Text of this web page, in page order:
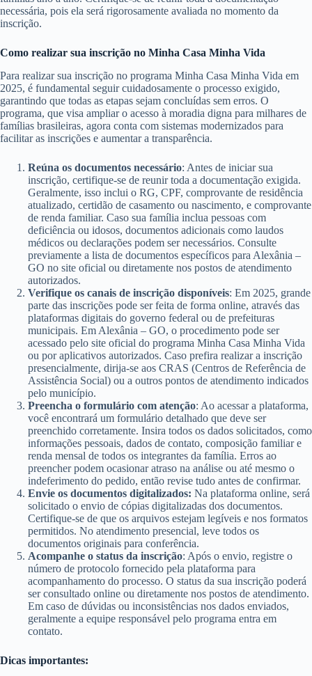
necessária, pois ela será rigorosamente avaliada no momento da
inscrição.
Como realizar sua inscrição no Minha Casa Minha Vida
Para realizar sua inscrição no programa Minha Casa Minha Vida em
2025, é fundamental seguir cuidadosamente o processo exigido,
garantindo que todas as etapas sejam concluídas sem erros. O
programa, que visa ampliar o acesso à moradia digna para milhares de
famílias brasileiras, agora conta com sistemas modernizados para
facilitar as inscrições e aumentar a transparência.
Reúna os documentos necessário: Antes de iniciar sua
inscrição, certifique-se de reunir toda a documentação exigida.
Geralmente, isso inclui o RG, CPF, comprovante de residência
atualizado, certidão de casamento ou nascimento, e comprovante
de renda familiar. Caso sua família inclua pessoas com
deficiência ou idosos, documentos adicionais como laudos
médicos ou declarações podem ser necessários. Consulte
previamente a lista de documentos específicos para Alexânia –
GO no site oficial ou diretamente nos postos de atendimento
autorizados.
Verifique os canais de inscrição disponíveis: Em 2025, grande
parte das inscrições pode ser feita de forma online, através das
plataformas digitais do governo federal ou de prefeituras
municipais. Em Alexânia – GO, o procedimento pode ser
acessado pelo site oficial do programa Minha Casa Minha Vida
ou por aplicativos autorizados. Caso prefira realizar a inscrição
presencialmente, dirija-se aos CRAS (Centros de Referência de
Assistência Social) ou a outros pontos de atendimento indicados
pelo município.
Preencha o formulário com atenção: Ao acessar a plataforma,
você encontrará um formulário detalhado que deve ser
preenchido corretamente. Insira todos os dados solicitados, como
informações pessoais, dados de contato, composição familiar e
renda mensal de todos os integrantes da família. Erros ao
preencher podem ocasionar atraso na análise ou até mesmo o
indeferimento do pedido, então revise tudo antes de confirmar.
Envie os documentos digitalizados: Na plataforma online, será
solicitado o envio de cópias digitalizadas dos documentos.
Certifique-se de que os arquivos estejam legíveis e nos formatos
permitidos. No atendimento presencial, leve todos os
documentos originais para conferência.
Acompanhe o status da inscrição: Após o envio, registre o
número de protocolo fornecido pela plataforma para
acompanhamento do processo. O status da sua inscrição poderá
ser consultado online ou diretamente nos postos de atendimento.
Em caso de dúvidas ou inconsistências nos dados enviados,
geralmente a equipe responsável pelo programa entra em
contato.
Dicas importantes: